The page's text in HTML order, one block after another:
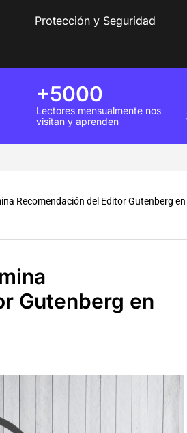
Protección y Seguridad
+5000
Lectores mensualmente nos
visitan y aprenden
Recomendación del Editor Gutenberg en
Gutenberg en